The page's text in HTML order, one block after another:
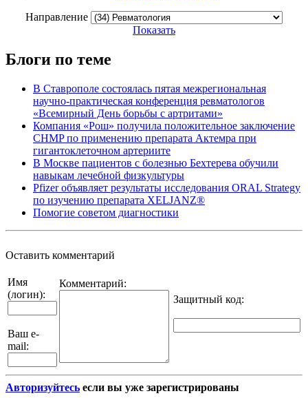
Направление
Показать
Блоги по теме
В Ставрополе состоялась пятая межрегиональная
научно-практическая конференция ревматологов
«Всемирный День борьбы с артритами»
Компания «Рош» получила положительное заключение
CHMP по применению препарата Актемра при
гигантоклеточном артериите
В Москве пациентов с болезнью Бехтерева обучили
навыкам лечебной физкультуры
Pfizer объявляет результаты исследования ORAL Strategy
по изучению препарата XELJANZ®
Помогие советом диагностики
Оставить комментарий
Имя
(логин):
Ваш e-
mail:
Комментарий:
Защитный код:
Авторизуйтесь если вы уже зарегистрированы